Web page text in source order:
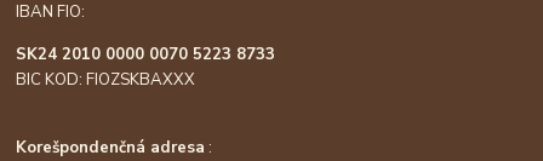
IBAN FIO:
SK24 2010 0000 0070 5223 8733
BIC KOD: FIOZSKBAXXX
Korešpondenčná adresa :